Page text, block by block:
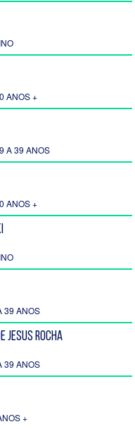
ANOS +
A 39 ANOS
ANOS +
39 ANOS
JESUS ROCHA
39 ANOS
+